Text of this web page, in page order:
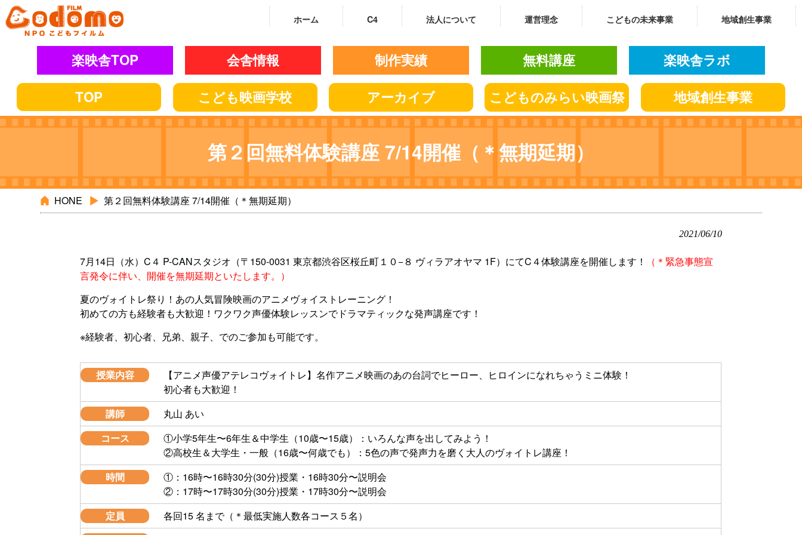
ホーム C4 法人について 運営理念 こどもの未来事業 地域創生事業
楽映舎TOP 会舎情報 制作実績 無料講座
楽映舎ラボ
TOP
こども映画学校 アーカイブ こどものみらい映画祭 地域創生事業
第２回無料体験講座 7/14開催（＊無期延期）
HONE 第２回無料体験講座 7/14開催（＊無期延期）
2021/06/10
7月14日（水）C４ P-CANスタジオ（〒150-0031 東京都渋谷区桜丘町１０−８ ヴィラアオヤマ 1F）にてC４体験講座を開催します！
（＊緊急事態宣
言発令に伴い、開催を無期延期といたします。）
夏のヴォイトレ祭り！あの人気冒険映画のアニメヴォイストレーニング！
初めての方も経験者も大歓迎！ワクワク声優体験レッスンでドラマティックな発声講座です！
※経験者、初心者、兄弟、親子、でのご参加も可能です。
授業内容
【アニメ声優アテレコヴォイトレ】名作アニメ映画のあの台詞でヒーロー、ヒロインになれちゃうミニ体験！
初心者も大歓迎！
講師
丸山 あい
コース
①小学5年生〜6年生＆中学生（10歳〜15歳）：いろんな声を出してみよう！
②高校生＆大学生・一般（16歳〜何歳でも）：5色の声で発声力を磨く大人のヴォイトレ講座！
時間
①：16時〜16時30分(30分)授業・16時30分〜説明会
②：17時〜17時30分(30分)授業・17時30分〜説明会
定員
各回15 名まで（＊最低実施人数各コース５名）